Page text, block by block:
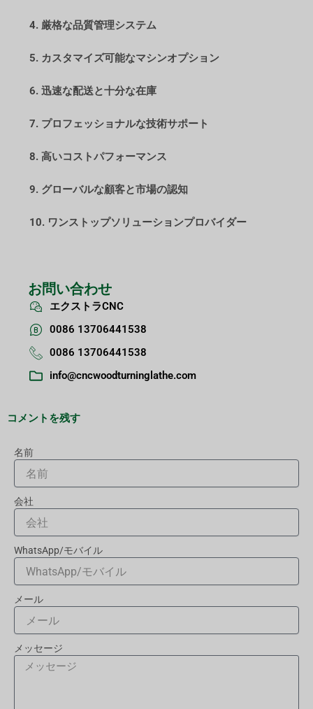
4. 厳格な品質管理システム
5. カスタマイズ可能なマシンオプション
6. 迅速な配送と十分な在庫
7. プロフェッショナルな技術サポート
8. 高いコストパフォーマンス
9. グローバルな顧客と市場の認知
10. ワンストップソリューションプロバイダー
お問い合わせ
エクストラCNC
0086 13706441538
0086 13706441538
info@cncwoodturninglathe.com
コメントを残す
名前
会社
WhatsApp/モバイル
メール
メッセージ